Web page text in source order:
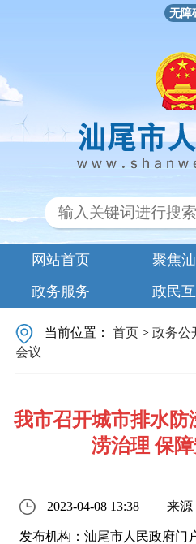
无障
网站首页 聚焦
政务服务
政民
当前位置：首页 >政务公
会议
我市召开城市排水防
涝治理 保
2023-04-08 13:38 来源
发布机构：汕尾市人民政府门